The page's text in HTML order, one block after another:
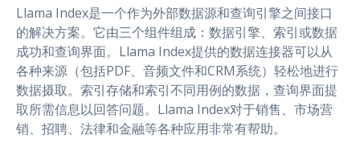
Llama Index是一个作为外部数据源和查询引擎之间接口
的解决方案。它由三个组件组成：数据引擎、索引或数据
成功和查询界面。Llama Index提供的数据连接器可以从
各种来源（包括PDF、音频文件和CRM系统）轻松地进行
数据摄取。索引存储和索引不同用例的数据，查询界面提
取所需信息以回答问题。Llama Index对于销售、市场营
销、招聘、法律和金融等各种应用非常有帮助。